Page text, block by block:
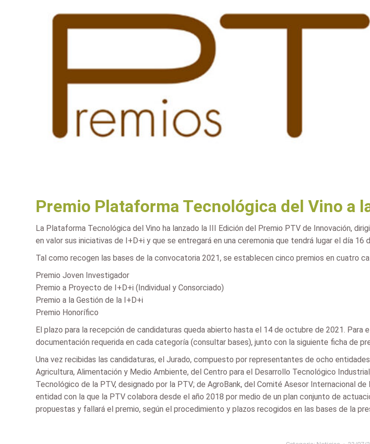
Premio Plataforma Tecnológica del Vino a
La Plataforma Tecnológica del Vino ha lanzado la III Edición del Premio PTV de Innovación,
en valor sus iniciativas de I+D+i y que se entregará en una ceremonia que tendrá lugar el día 16
Tal como recogen las bases de la convocatoria 2021, se establecen cinco premios en cuatro
Premio Joven Investigador
Premio a Proyecto de I+D+i (Individual y Consorciado)
Premio a la Gestión de la I+D+i
Premio Honorífico
El plazo para la recepción de candidaturas queda abierto hasta el 14 de octubre de 2021.
documentación requerida en cada categoría (consultar bases), junto con la siguiente ficha de
Una vez recibidas las candidaturas, el Jurado, compuesto por representantes de ocho
Agricultura, Alimentación y Medio Ambiente, del Centro para el Desarrollo Tecnológico
Tecnológico de la PTV, designado por la PTV; de AgroBank, del Comité Asesor Internacional
entidad con la que la PTV colabora desde el año 2018 por medio de un plan conjunto de
propuestas y fallará el premio, según el procedimiento y plazos recogidos en las bases de la